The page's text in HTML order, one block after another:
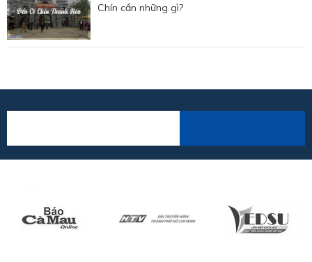
Chín cần những gì?